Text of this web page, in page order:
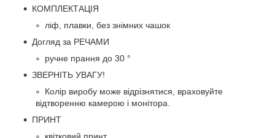
КОМПЛЕКТАЦІЯ
ліф, плавки, без знімних чашок
Догляд за РЕЧАМИ
ручне прання до 30 °
ЗВЕРНІТЬ УВАГУ!
Колір виробу може відрізнятися, враховуйте
відтворенню камерою і монітора.
ПРИНТ
квітковий принт